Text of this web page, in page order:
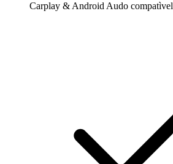
Carplay & Android Audo compatìvel